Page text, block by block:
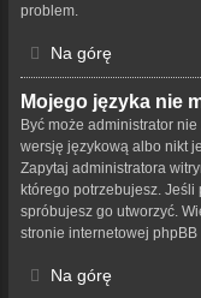
problem.
Na górę
Mojego języka nie
Być może administrator
wersję językową albo nikt
Zapytaj administratora
którego potrzebujesz.
spróbujesz go utworzyć.
stronie internetowej phpBB
Na górę